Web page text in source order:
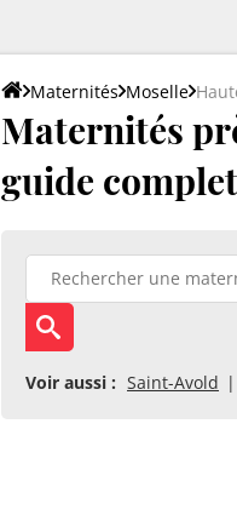
Maternités Moselle
Maternités
guide complet
Voir aussi : Saint-Avold